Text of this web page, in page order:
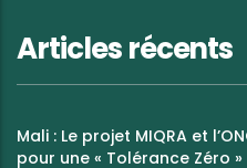
Articles récents
Mali : Le projet MIQRA et
pour une « Tolérance Zéro